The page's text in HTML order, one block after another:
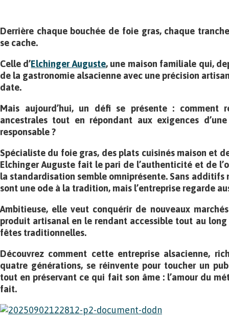
Derrière chaque bouchée de foie gras, chaque
se cache.
Celle d’Elchinger Auguste, une maison familiale qui,
de la gastronomie alsacienne avec une précision
date.
Mais aujourd’hui, un défi se présente : comment
ancestrales tout en répondant aux exigences
responsable ?
Spécialiste du foie gras, des plats cuisinés maison et
Elchinger Auguste fait le pari de l’authenticité et de
la standardisation semble omniprésente. Sans additifs
sont une ode à la tradition, mais l’entreprise regarde
Ambitieuse, elle veut conquérir de nouveaux
produit artisanal en le rendant accessible tout au long
fêtes traditionnelles.
Découvrez comment cette entreprise alsacienne,
quatre générations, se réinvente pour toucher un
tout en préservant ce qui fait son âme : l’amour du
fait.